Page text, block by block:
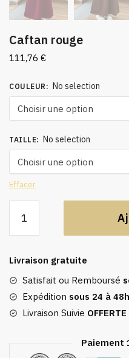
Caftan rouge
111,76 €
COULEUR : No selection
TAILLE: No selection
Effacer
Caftan
Livraison gratuite
Satisfait ou Remboursé
Expédition sous 24 à 48h
Livraison Suivie OFFERTE
Paiement